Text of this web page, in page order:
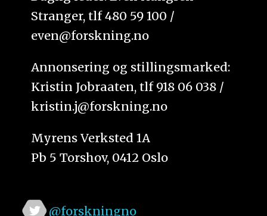
Stranger, tlf 480 59 100 /
even@forskning.no
Annonsering og stillingsmarked:
Kristin Jobraaten, tlf 918 06 038 /
kristin.j@forskning.no
Myrens Verksted 1A
Pb 5 Torshov, 0412 Oslo
@forskningno